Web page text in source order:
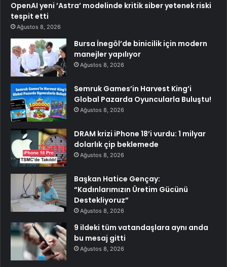
OpenAI yeni ’Astra’ modelinde kritik siber yetenek riski
tespit etti
Ağustos 8, 2026
Bursa İnegöl’de binicilik için modern
manejler yapılıyor
Ağustos 8, 2026
Semruk Games’in Harvest King’i
Global Pazarda Oyuncularla Buluştu!
Ağustos 8, 2026
DRAM krizi iPhone 18’i vurdu: 1 milyar
dolarlık çip beklemede
Ağustos 8, 2026
Başkan Hatice Gençay:
“Kadınlarımızın Üretim Gücünü
Destekliyoruz”
Ağustos 8, 2026
9 ildeki tüm vatandaşlara aynı anda
bu mesaj gitti
Ağustos 8, 2026